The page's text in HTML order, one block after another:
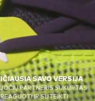
SAVO VERSIJA
PARTNERIS SUKURTAS
IR SUTEIKTI